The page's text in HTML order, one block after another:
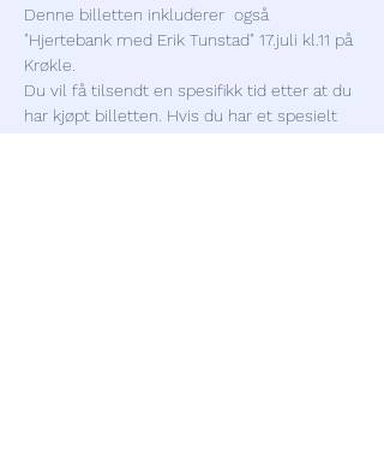
Denne billetten inkluderer  også
"Hjertebank med Erik Tunstad" 17.juli kl.11 på
Krøkle.
Du vil få tilsendt en spesifikk tid etter at du
har kjøpt billetten. Hvis du har et spesielt